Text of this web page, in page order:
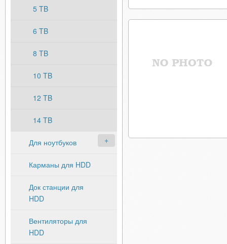
5 TB
6 TB
8 TB
10 TB
12 TB
14 TB
Для ноутбуков
Карманы для HDD
Док станции для
HDD
Вентиляторы для
HDD